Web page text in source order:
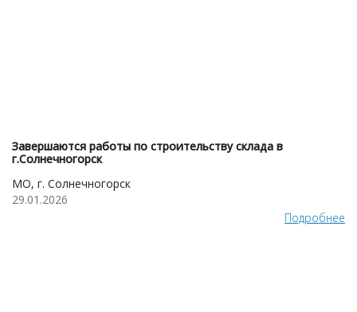
Завершаются работы по строительству склада в
г.Солнечногорск
МО, г. Солнечногорск
29.01.2026
Подробнее